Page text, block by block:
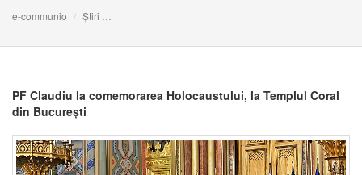
e-communio Știri
PF Claudiu la comemorarea Holocaustului, la Templul Coral
din București